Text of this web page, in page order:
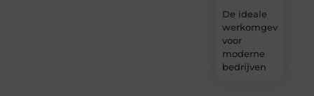
De ideale
werkomgeving
voor
moderne
bedrijven